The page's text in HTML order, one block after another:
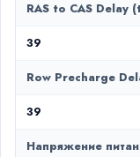
RAS to CAS Delay
39
Row Precharge
39
Напряжение